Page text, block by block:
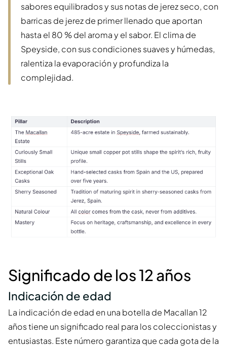
sabores equilibrados y sus notas de jerez seco, con
barricas de jerez de primer llenado que aportan
hasta el 80 % del aroma y el sabor. El clima de
Speyside, con sus condiciones suaves y húmedas,
ralentiza la evaporación y profundiza la
complejidad.
Significado de los 12 años
Indicación de edad
La indicación de edad en una botella de Macallan 12
años tiene un significado real para los coleccionistas y
entusiastas. Este número garantiza que cada gota de la